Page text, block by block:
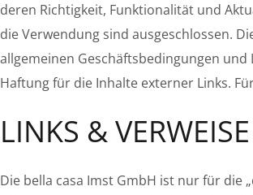
deren Richtigkeit, Funktionalität und
die Verwendung sind ausgeschlossen.
allgemeinen Geschäftsbedingungen
Haftung für die Inhalte externer Links.
LINKS & VERWEISE
Die bella casa Imst GmbH ist nur für die